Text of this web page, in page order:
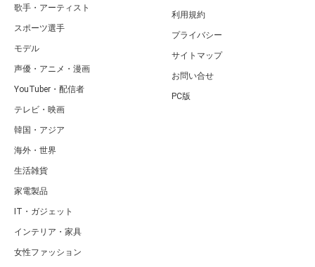
歌手・アーティスト
スポーツ選手
モデル
声優・アニメ・漫画
YouTuber・配信者
テレビ・映画
韓国・アジア
海外・世界
生活雑貨
家電製品
IT・ガジェット
インテリア・家具
女性ファッション
利用規約
プライバシー
サイトマップ
お問い合せ
PC版